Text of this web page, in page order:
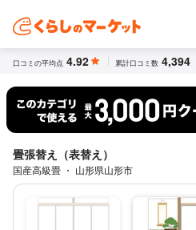
口コミの平均点 4.92 累計口コミ数 4,394
畳張替え（表替え）
国産高級畳 ・ 山形県山形市